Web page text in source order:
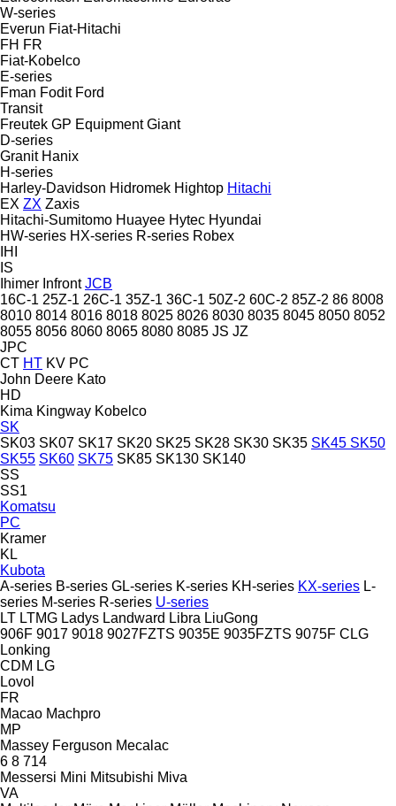
W-series
Everun Fiat-Hitachi
FH FR
Fiat-Kobelco
E-series
Fman Fodit Ford
Transit
Freutek GP Equipment Giant
D-series
Granit Hanix
H-series
Harley-Davidson Hidromek Hightop Hitachi
EX ZX Zaxis
Hitachi-Sumitomo Huayee Hytec Hyundai
HW-series HX-series R-series Robex
IHI
IS
Ihimer Infront JCB
16C-1 25Z-1 26C-1 35Z-1 36C-1 50Z-2 60C-2 85Z-2 86 8008
8010 8014 8016 8018 8025 8026 8030 8035 8045 8050 8052
8055 8056 8060 8065 8080 8085 JS JZ
JPC
CT HT KV PC
John Deere Kato
HD
Kima Kingway Kobelco
SK
SK03 SK07 SK17 SK20 SK25 SK28 SK30 SK35 SK45 SK50
SK55 SK60 SK75 SK85 SK130 SK140
SS
SS1
Komatsu
PC
Kramer
KL
Kubota
A-series B-series GL-series K-series KH-series KX-series L-
series M-series R-series U-series
LT LTMG Ladys Landward Libra LiuGong
906F 9017 9018 9027FZTS 9035E 9035FZTS 9075F CLG
Lonking
CDM LG
Lovol
FR
Macao Machpro
MP
Massey Ferguson Mecalac
6 8 714
Messersi Mini Mitsubishi Miva
VA